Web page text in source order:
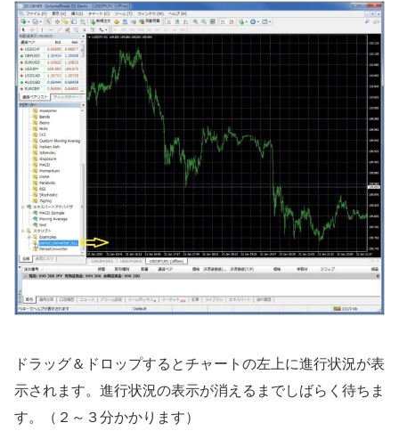
ドラッグ＆ドロップするとチャートの左上に進行状況が表
示されます。進行状況の表示が消えるまでしばらく待ちま
す。（２～３分かかります）